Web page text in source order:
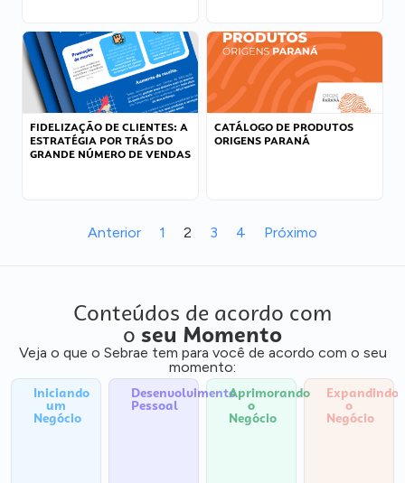
FIDELIZAÇÃO DE CLIENTES: A
ESTRATÉGIA POR TRÁS DO
GRANDE NÚMERO DE VENDAS
CATÁLOGO DE PRODUTOS
ORIGENS PARANÁ
Anterior 1 2 3 4 Próximo
Conteúdos de acordo com
o seu Momento
Veja o que o Sebrae tem para você de acordo com o seu
momento:
Iniciando
um
Negócio
Desenvolvimento
Pessoal
Aprimorando
o
Negócio
Expandindo
o
Negócio